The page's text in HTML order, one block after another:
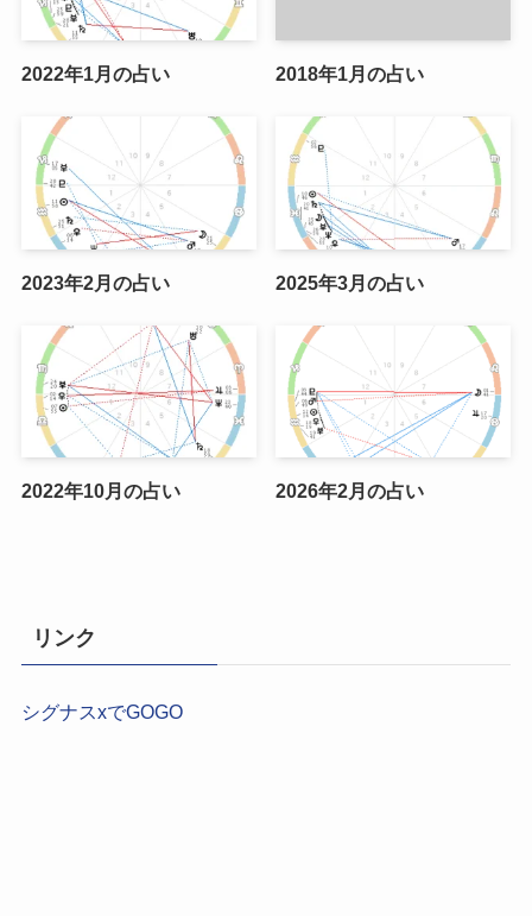
2022年1月の占い 2018年1月の占い
2023年2月の占い 2025年3月の占い
2022年10月の占い 2026年2月の占い
リンク
シグナスxでGOGO